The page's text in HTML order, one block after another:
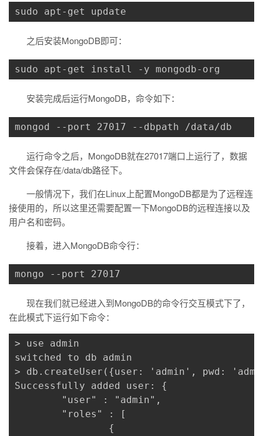
sudo apt-get update
之后安装MongoDB即可：
sudo apt-get install -y mongodb-org
安装完成后运行MongoDB，命令如下：
mongod --port 27017 --dbpath /data/db
运行命令之后，MongoDB就在27017端口上运行了，数据
文件会保存在/data/db路径下。
一般情况下，我们在Linux上配置MongoDB都是为了远程连
接使用的，所以这里还需要配置一下MongoDB的远程连接以及
用户名和密码。
接着，进入MongoDB命令行：
mongo --port 27017
现在我们就已经进入到MongoDB的命令行交互模式下了，
在此模式下运行如下命令：
> use admin
switched to db admin
> db.createUser({user: 'admin', pwd:
Successfully added user: {
"user" : "admin",
"roles" : [
{